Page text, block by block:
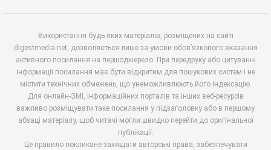
Використання будь-яких матеріалів, розміщених на сайті
digestmedia.net, дозволяється лише за умови обов’язкового вказання
активного посилання на першоджерело. При передруку або цитуванні
інформації посилання має бути відкритим для пошукових систем і не
містити технічних обмежень, що унеможливлюють його індексацію.
Для онлайн-ЗМІ, інформаційних порталів та інших веб-ресурсів
важливо розміщувати таке посилання у підзаголовку або в першому
абзаці матеріалу, щоб читачі могли швидко перейти до оригінальної
публікації.
Це правило покликане захищати авторські права, забезпечувати